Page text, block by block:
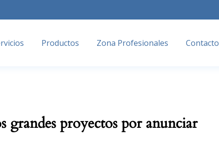
Productos Zona Profesionales Contacto
grandes proyectos por anunciar